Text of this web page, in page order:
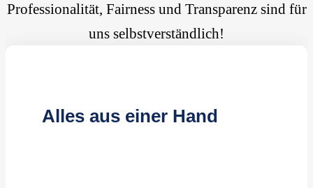
Professionalität, Fairness und Transparenz sind für
uns selbstverständlich!
Alles aus einer Hand